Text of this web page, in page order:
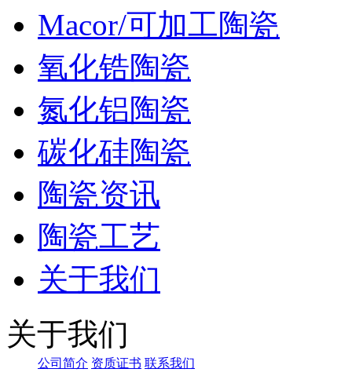
Macor/可加工陶瓷
氧化锆陶瓷
氮化铝陶瓷
碳化硅陶瓷
陶瓷资讯
陶瓷工艺
关于我们
关于我们
公司简介 资质证书 联系我们